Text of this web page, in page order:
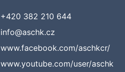
+420 382 210 644
info@aschk.cz
www.facebook.com/aschkcr/
www.youtube.com/user/aschk